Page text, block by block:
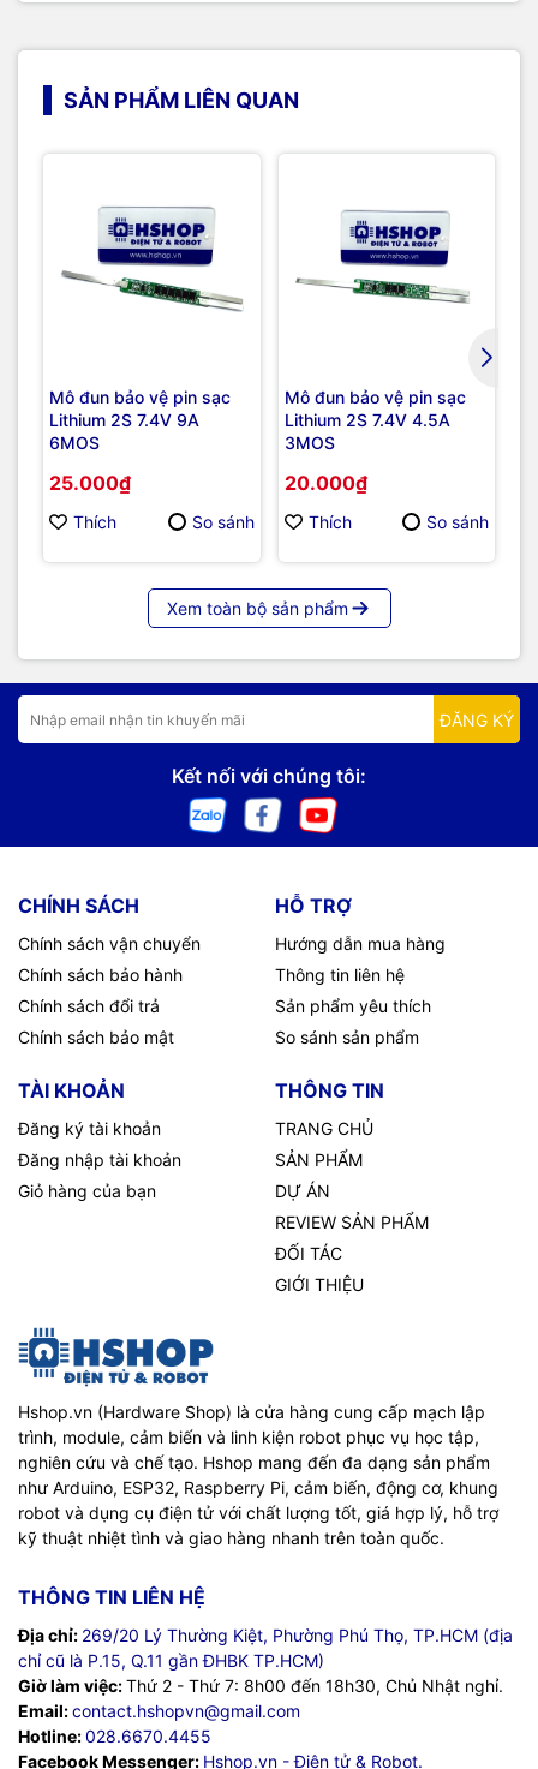
SẢN PHẨM LIÊN QUAN
Mô đun bảo vệ pin sạc
Lithium 2S 7.4V 9A
6MOS
25.000₫
Thích So sánh
Mô đun bảo vệ pin sạc
Lithium 2S 7.4V 4.5A
3MOS
20.000₫
Thích So sánh
Xem toàn bộ sản phẩm
ĐĂNG KÝ
Kết nối với chúng tôi:
CHÍNH SÁCH
Chính sách vận chuyển
Chính sách bảo hành
Chính sách đổi trả
Chính sách bảo mật
HỖ TRỢ
Hướng dẫn mua hàng
Thông tin liên hệ
Sản phẩm yêu thích
So sánh sản phẩm
TÀI KHOẢN
Đăng ký tài khoản
Đăng nhập tài khoản
Giỏ hàng của bạn
THÔNG TIN
TRANG CHỦ
SẢN PHẨM
DỰ ÁN
REVIEW SẢN PHẨM
ĐỐI TÁC
GIỚI THIỆU
Hshop.vn (Hardware Shop) là cửa hàng cung cấp mạch lập
trình, module, cảm biến và linh kiện robot phục vụ học tập,
nghiên cứu và chế tạo. Hshop mang đến đa dạng sản phẩm
như Arduino, ESP32, Raspberry Pi, cảm biến, động cơ, khung
robot và dụng cụ điện tử với chất lượng tốt, giá hợp lý, hỗ trợ
kỹ thuật nhiệt tình và giao hàng nhanh trên toàn quốc.
THÔNG TIN LIÊN HỆ
Địa chỉ: 269/20 Lý Thường Kiệt, Phường Phú Thọ, TP.HCM (địa
chỉ cũ là P.15, Q.11 gần ĐHBK TP.HCM)
Giờ làm việc:Thứ 2 - Thứ 7: 8h00 đến 18h30, Chủ Nhật nghỉ.
Email:contact.hshopvn@gmail.com
Hotline:028.6670.4455
Facebook Messenger: Hshop.vn - Điện tử & Robot.